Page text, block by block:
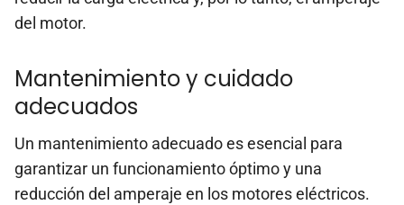
del motor.
Mantenimiento y cuidado
adecuados
Un mantenimiento adecuado es esencial para
garantizar un funcionamiento óptimo y una
reducción del amperaje en los motores eléctricos.